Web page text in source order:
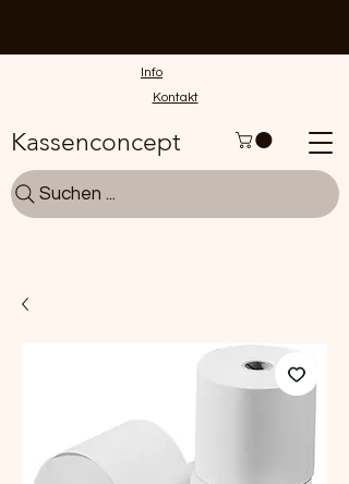
Kassenconcept
Suchen ...
Info
Kontakt